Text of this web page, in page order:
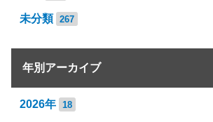
未分類 267
年別アーカイブ
2026年 18